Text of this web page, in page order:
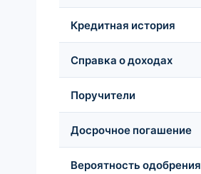
Кредитная история
Справка о доходах
Поручители
Досрочное погашение
Вероятность одобрения